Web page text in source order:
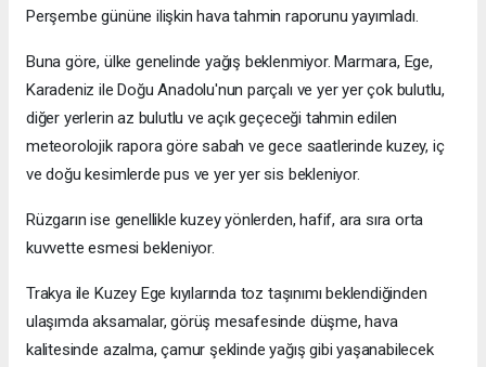
Perşembe gününe ilişkin hava tahmin raporunu yayımladı.
Buna göre, ülke genelinde yağış beklenmiyor. Marmara, Ege,
Karadeniz ile Doğu Anadolu'nun parçalı ve yer yer çok bulutlu,
diğer yerlerin az bulutlu ve açık geçeceği tahmin edilen
meteorolojik rapora göre sabah ve gece saatlerinde kuzey, iç
ve doğu kesimlerde pus ve yer yer sis bekleniyor.
Rüzgarın ise genellikle kuzey yönlerden, hafif, ara sıra orta
kuvvette esmesi bekleniyor.
Trakya ile Kuzey Ege kıyılarında toz taşınımı beklendiğinden
ulaşımda aksamalar, görüş mesafesinde düşme, hava
kalitesinde azalma, çamur şeklinde yağış gibi yaşanabilecek